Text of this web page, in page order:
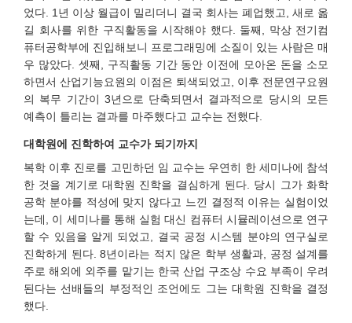
었다. 1년 이상 월급이 밀리더니 결국 회사는 폐업했고, 새로 옮
길 회사를 위한 구직활동을 시작해야 했다. 둘째, 막상 전기컴
퓨터공학부에 진입해보니 프로그래밍에 소질이 있는 사람은 매
우 많았다. 셋째, 구직활동 기간 동안 이전에 모아온 돈을 소모
하면서 산업기능요원의 이점은 퇴색되었고, 이후 전문연구요원
의 복무 기간이 3년으로 단축되면서 결과적으로 당시의 모든
예측이 틀리는 결과를 마주했다고 교수는 전했다.
대학원에 진학하여 교수가 되기까지
복학 이후 진로를 고민하던 임 교수는 우연히 한 세미나에 참석
한 것을 계기로 대학원 진학을 결심하게 된다. 당시 그가 화학
공학 분야를 적성에 맞지 않다고 느낀 결정적 이유는 실험이었
는데, 이 세미나를 통해 실험 대신 컴퓨터 시뮬레이션으로 연구
할 수 있음을 알게 되었고, 결국 공정 시스템 분야의 연구실로
진학하게 된다. 8년이라는 적지 않은 학부 생활과, 공정 설계를
주로 해외에 외주를 맡기는 한국 산업 구조상 수요 부족이 우려
된다는 선배들의 부정적인 조언에도 그는 대학원 진학을 결정
했다.